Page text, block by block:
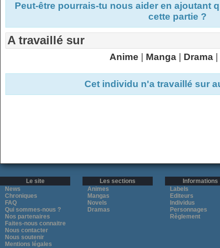
Peut-être pourrais-tu nous aider en ajoutant
cette partie ?
A travaillé sur
Anime Manga Drama
Cet individu n'a travaillé sur
Le site
News
Chroniques
FAQ
Qui sommes-nous ?
Nos partenaires
Faites-nous connaitre
Nous contacter
Nous soutenir
Mentions légales
Les sections
Animes
Mangas
Novels
Dramas
Informations
Labels
Editeurs
Individus
Personnages
Règlement